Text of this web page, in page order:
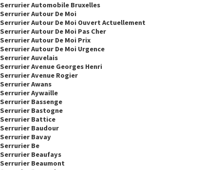
Serrurier Automobile Bruxelles
Serrurier Autour De Moi
Serrurier Autour De Moi Ouvert Actuellement
Serrurier Autour De Moi Pas Cher
Serrurier Autour De Moi Prix
Serrurier Autour De Moi Urgence
Serrurier Auvelais
Serrurier Avenue Georges Henri
Serrurier Avenue Rogier
Serrurier Awans
Serrurier Aywaille
Serrurier Bassenge
Serrurier Bastogne
Serrurier Battice
Serrurier Baudour
Serrurier Bavay
Serrurier Be
Serrurier Beaufays
Serrurier Beaumont